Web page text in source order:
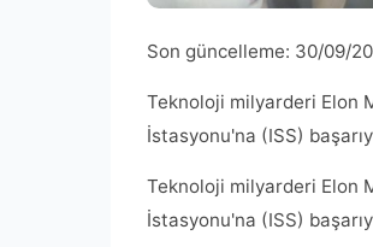
Son güncelleme: 30/09/
Teknoloji milyarderi Elon
İstasyonu'na (ISS)
Teknoloji milyarderi Elon
İstasyonu'na (ISS)